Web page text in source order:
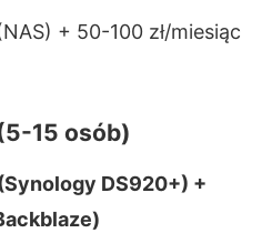
+ 50-100 zł/miesiąc
15 osób)
DS920+) +